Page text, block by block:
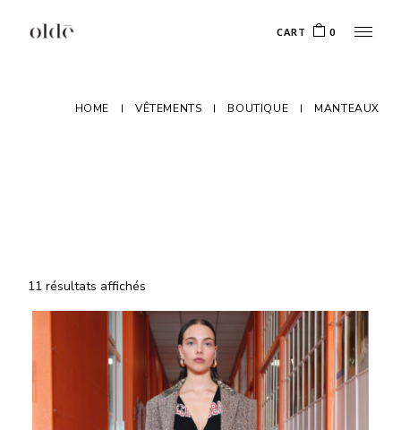
CART 0
HOME VÊTEMENTS BOUTIQUE MANTEAUX
11 résultats affichés
plus
récent
au
plus
ancien